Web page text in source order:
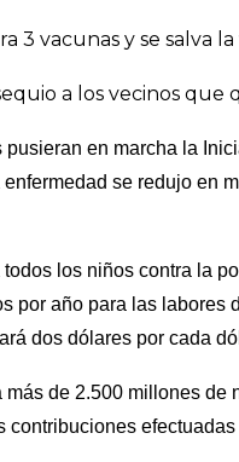
3 vacunas y se salva
a los vecinos que
en marcha la
se redujo en
los niños contra la
por año para las labores
dos dólares por cada
de 2.500 millones